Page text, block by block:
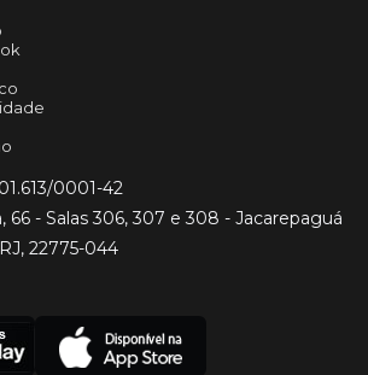
0001-42
66 - Salas 306, 307 e 308 - Jacarepaguá
22775-044